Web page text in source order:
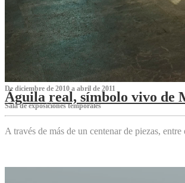
De diciembre de 2010 a abril de 2011
Águila real, símbolo vivo de
Sala de exposiciones temporales
A través de más de un centenar de piezas,